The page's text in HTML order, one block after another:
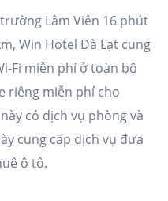
Lâm Viên 16 phút
Win Hotel Đà Lạt cung
Fi miễn phí ở toàn bộ
riêng miễn phí cho
có dịch vụ phòng và
cung cấp dịch vụ đưa
ô tô.